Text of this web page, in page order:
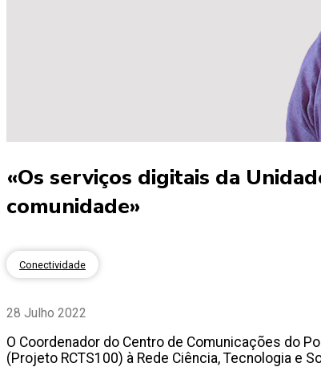
«Os serviços digitais da
comunidade»
Conectividade
28 Julho 2022
O Coordenador do Centro de Comunicações do
(Projeto RCTS100) à Rede Ciência, Tecnologia e